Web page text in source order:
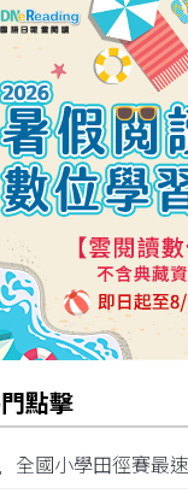
點擊
全國小學田徑賽最速王